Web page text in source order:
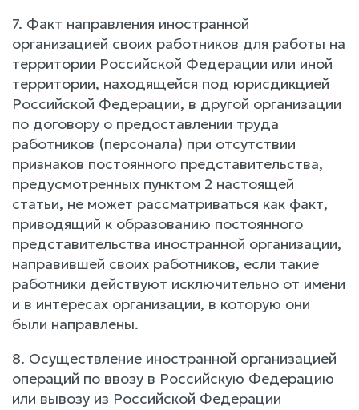
7. Факт направления иностранной
организацией своих работников для работы на
территории Российской Федерации или иной
территории, находящейся под юрисдикцией
Российской Федерации, в другой организации
по договору о предоставлении труда
работников (персонала) при отсутствии
признаков постоянного представительства,
предусмотренных пунктом 2 настоящей
статьи, не может рассматриваться как факт,
приводящий к образованию постоянного
представительства иностранной организации,
направившей своих работников, если такие
работники действуют исключительно от имени
и в интересах организации, в которую они
были направлены.
8. Осуществление иностранной организацией
операций по ввозу в Российскую Федерацию
или вывозу из Российской Федерации